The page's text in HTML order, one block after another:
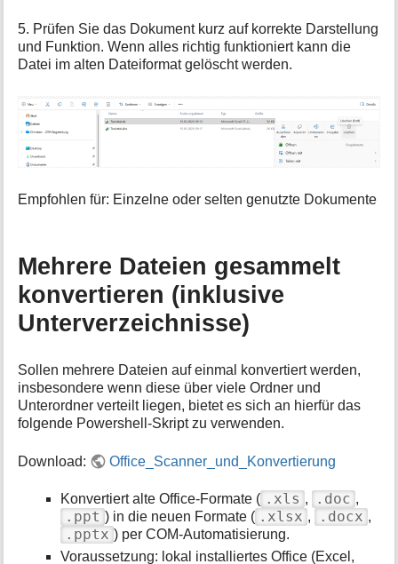
5. Prüfen Sie das Dokument kurz auf korrekte Darstellung
und Funktion. Wenn alles richtig funktioniert kann die
Datei im alten Dateiformat gelöscht werden.
Empfohlen für: Einzelne oder selten genutzte Dokumente
Mehrere Dateien gesammelt
konvertieren (inklusive
Unterverzeichnisse)
Sollen mehrere Dateien auf einmal konvertiert werden,
insbesondere wenn diese über viele Ordner und
Unterordner verteilt liegen, bietet es sich an hierfür das
folgende Powershell-Skript zu verwenden.
Download: Office_Scanner_und_Konvertierung
Konvertiert alte Office-Formate ( .xls , .doc ,
.ppt ) in die neuen Formate ( .xlsx , .docx ,
.pptx ) per COM-Automatisierung.
Voraussetzung: lokal installiertes Office (Excel,